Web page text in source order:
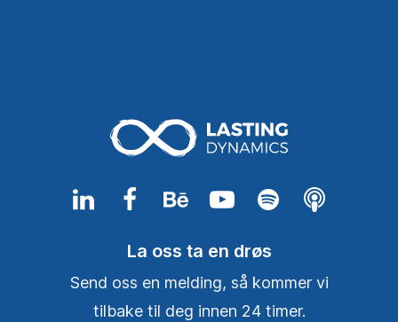
La oss ta en drøs
Send oss en melding, så kommer vi
tilbake til deg innen 24 timer.